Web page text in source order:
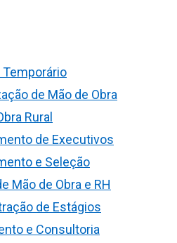
Temporário
de Mão de Obra
Rural
de Executivos
e Seleção
Mão de Obra e RH
de Estágios
e Consultoria